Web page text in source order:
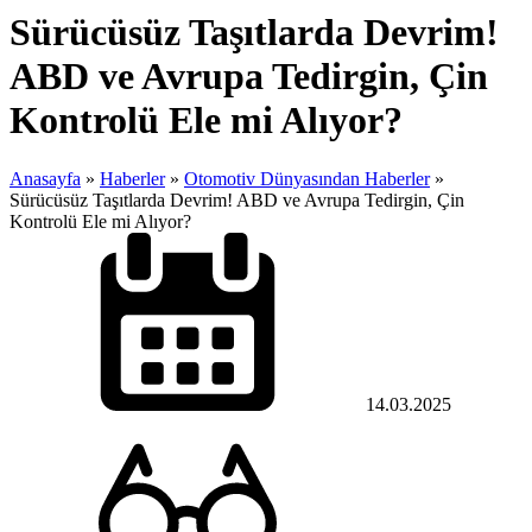
Sürücüsüz Taşıtlarda Devrim!
ABD ve Avrupa Tedirgin, Çin
Kontrolü Ele mi Alıyor?
Anasayfa » Haberler » Otomotiv Dünyasından Haberler »
Sürücüsüz Taşıtlarda Devrim! ABD ve Avrupa Tedirgin, Çin
Kontrolü Ele mi Alıyor?
14.03.2025